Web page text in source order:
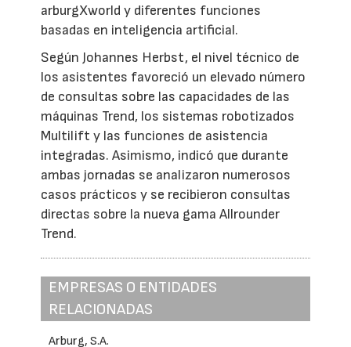
arburgXworld y diferentes funciones
basadas en inteligencia artificial.
Según Johannes Herbst, el nivel técnico de
los asistentes favoreció un elevado número
de consultas sobre las capacidades de las
máquinas Trend, los sistemas robotizados
Multilift y las funciones de asistencia
integradas. Asimismo, indicó que durante
ambas jornadas se analizaron numerosos
casos prácticos y se recibieron consultas
directas sobre la nueva gama Allrounder
Trend.
EMPRESAS O ENTIDADES
RELACIONADAS
Arburg, S.A.